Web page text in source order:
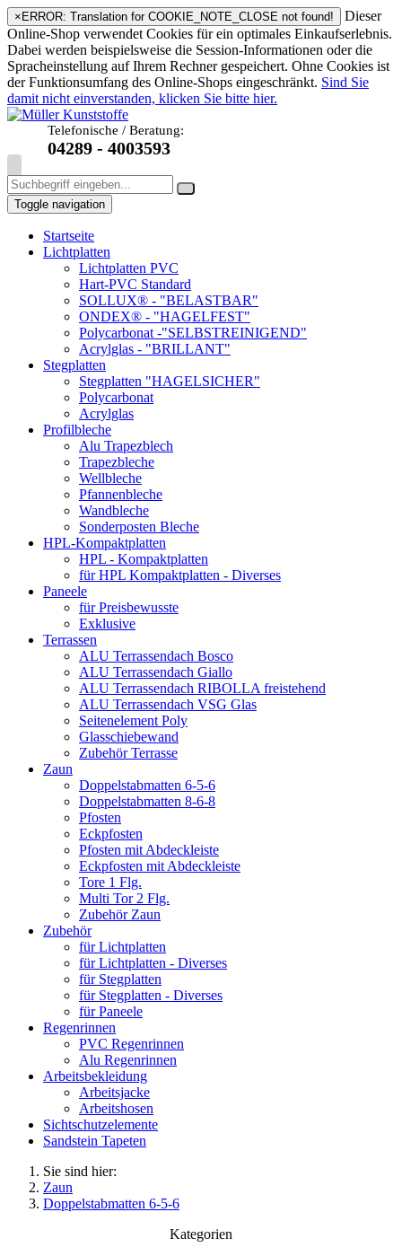
× ERROR: Translation for COOKIE_NOTE_CLOSE not found!
Dieser
Online-Shop verwendet Cookies für ein optimales Einkaufserlebnis.
Dabei werden beispielsweise die Session-Informationen oder die
Spracheinstellung auf Ihrem Rechner gespeichert. Ohne Cookies ist
der Funktionsumfang des Online-Shops eingeschränkt. Sind Sie
damit nicht einverstanden, klicken Sie bitte hier.
Telefonische / Beratung:
04289 - 4003593
Toggle navigation
Startseite
Lichtplatten
Lichtplatten PVC
Hart-PVC Standard
SOLLUX® - "BELASTBAR"
ONDEX® - "HAGELFEST"
Polycarbonat -"SELBSTREINIGEND"
Acrylglas - "BRILLANT"
Stegplatten
Stegplatten "HAGELSICHER"
Polycarbonat
Acrylglas
Profilbleche
Alu Trapezblech
Trapezbleche
Wellbleche
Pfannenbleche
Wandbleche
Sonderposten Bleche
HPL-Kompaktplatten
HPL - Kompaktplatten
für HPL Kompaktplatten - Diverses
Paneele
für Preisbewusste
Exklusive
Terrassen
ALU Terrassendach Bosco
ALU Terrassendach Giallo
ALU Terrassendach RIBOLLA freistehend
ALU Terrassendach VSG Glas
Seitenelement Poly
Glasschiebewand
Zubehör Terrasse
Zaun
Doppelstabmatten 6-5-6
Doppelstabmatten 8-6-8
Pfosten
Eckpfosten
Pfosten mit Abdeckleiste
Eckpfosten mit Abdeckleiste
Tore 1 Flg.
Multi Tor 2 Flg.
Zubehör Zaun
Zubehör
für Lichtplatten
für Lichtplatten - Diverses
für Stegplatten
für Stegplatten - Diverses
für Paneele
Regenrinnen
PVC Regenrinnen
Alu Regenrinnen
Arbeitsbekleidung
Arbeitsjacke
Arbeitshosen
Sichtschutzelemente
Sandstein Tapeten
Sie sind hier:
Zaun
Doppelstabmatten 6-5-6
Kategorien